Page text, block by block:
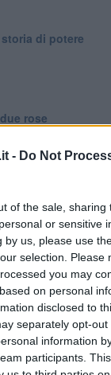
- Do Not
of the sale, sharing
or sensitive
by us, please use
selection. Please
you may
on personal
disclosed to
separately opt-
information
participants.
di potere
rose
per sentito dire
blu